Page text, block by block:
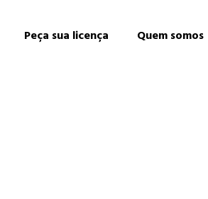
Peça sua licença Quem somos